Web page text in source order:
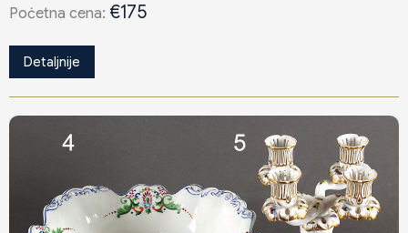
Poċetna cena: €175
Detaljnije